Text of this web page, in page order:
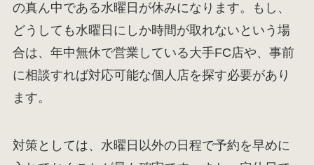
の真ん中である水曜日が休みになります。もし、
どうしても水曜日にしか時間が取れないという場
合は、年中無休で営業している大手FC店や、事前
に相談すれば対応可能な個人店を探す必要があり
ます。
対策としては、水曜日以外の日程で予約を早めに